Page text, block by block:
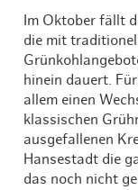
Im Oktober fällt
die mit
hinein dauert.
allem einen
klassischen
ausgefallenen
Hansestadt die
das noch nicht